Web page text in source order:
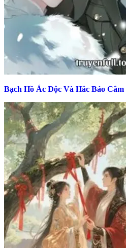
Bạch Hồ Ác Độc Và Hắc Báo Câm